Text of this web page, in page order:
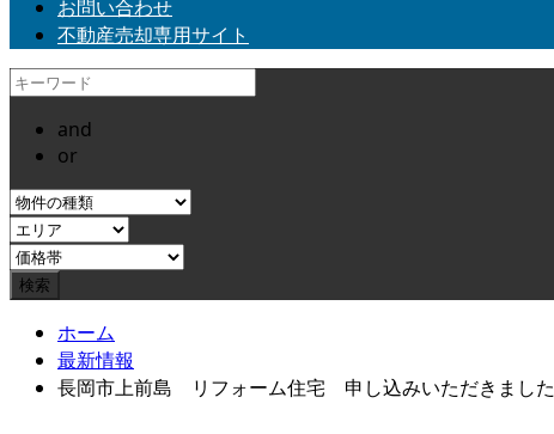
お問い合わせ
不動産売却専用サイト
and
or
ホーム
最新情報
長岡市上前島 リフォーム住宅 申し込みいただきました